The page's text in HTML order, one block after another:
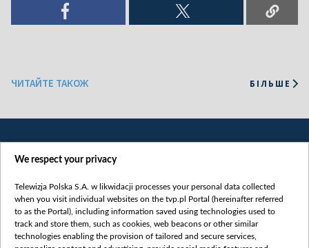
ЧИТАЙТЕ ТАКОЖ БІЛЬШЕ
Категорії
We respect your privacy
Telewizja Polska S.A. w likwidacji processes your personal data collected
when you visit individual websites on the tvp.pl Portal (hereinafter referred
to as the Portal), including information saved using technologies used to
track and store them, such as cookies, web beacons or other similar
technologies enabling the provision of tailored and secure services,